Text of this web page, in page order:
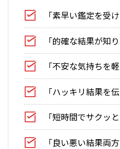
「素早い鑑定を受け
「的確な結果が知り
「不安な気持ちを
「ハッキリ結果を
「短時間でサクッ
「良い悪い結果両